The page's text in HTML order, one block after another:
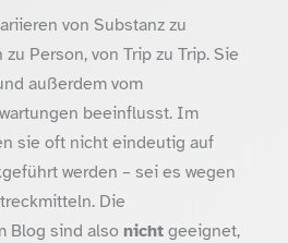
von Substanz zu
Person, von Trip zu Trip. Sie
außerdem vom
beeinflusst. Im
sie oft nicht eindeutig auf
werden – sei es wegen
Die
Blog sind also nichtgeeignet,